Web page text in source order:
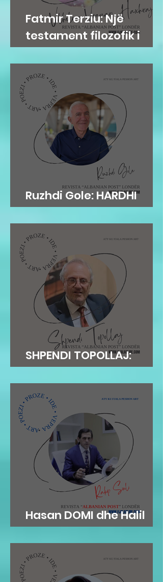
Fatmir Terziu: Një
testament filozofik i
Vilhelme Vranari
Haxhirajt
Ruzhdi Gole: HARDHI
FRYMORE
SHPENDI TOPOLLAJ:
ANDERSENI…
Hasan DOMI dhe Halil
RAMA: KAMZA...